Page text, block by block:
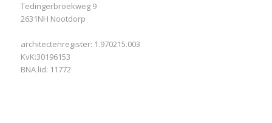
Tedingerbroekweg 9
2631NH Nootdorp
architectenregister: 1.970215.003
KvK:30196153
BNA lid: 11772